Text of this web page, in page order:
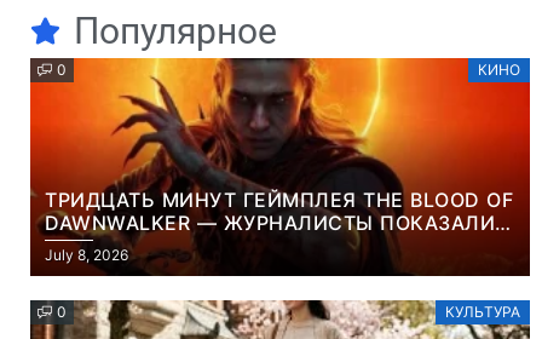
Популярное
0 КИНО
ТРИДЦАТЬ МИНУТ ГЕЙМПЛЕЯ THE BLOOD OF
DAWNWALKER — ЖУРНАЛИСТЫ ПОКАЗАЛИ
НАЧАЛО НОВОЙ ИГРЫ ОТ ВЕТЕРАНОВ CD
PROJEKT RED
July 8, 2026
0 КУЛЬТУРА